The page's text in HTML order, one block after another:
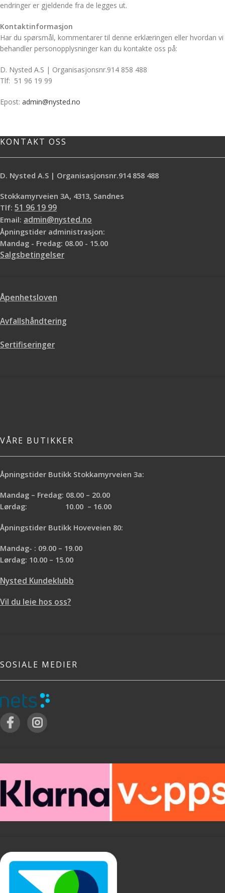
endringer er gjeldende fra de legges ut.
Kontaktinformasjon
Har du spørsmål, kommentarer til denne erklæringen eller hvordan vi
behandler personopplysninger kan du kontakte oss på:
D. Nysted A.S | Organisasjonsnr.914 858 488
Tlf: 51 96 19 99
Epost: admin@nysted.no
KONTAKT OSS
D. Nysted A.S | Organisasjonsnr.914 858 488
Stokkamyrveien 3A, 4313, Sandnes
Tlf: 51 96 19 99
Email: admin@nysted.no
Åpningstider administrasjon:
Mandag - Fredag: 08.00 - 15.00
Salgsbetingelser
Åpenhetsloven
Avfallshåndtering
Sertifiseringer
VÅRE BUTIKKER
Åpningstider Butikk Stokkamyrveien 3a:
Mandag – Fredag: 08.00 – 20.00
Lørdag: 10.00 – 16.00
Åpningstider Butikk Hoveveien 80:
Mandag- : 09.00 – 19.00
Lørdag: 10.00 – 15.00
Nysted Kundeklubb
Vil du leie hos oss?
SOSIALE MEDIER